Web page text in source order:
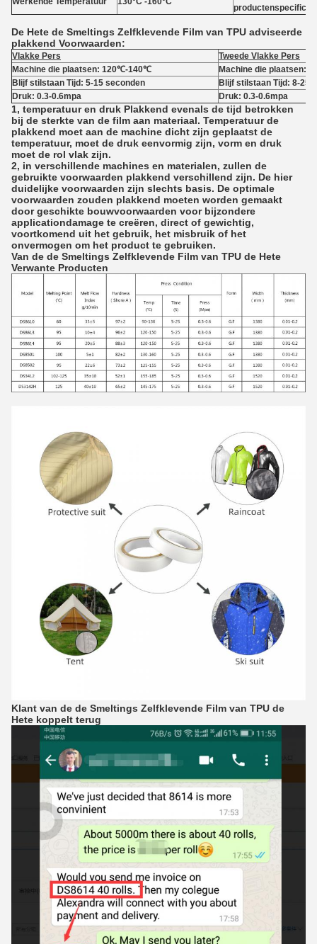
De Hete de Smeltings Zelfklevende Film van TPU adviseerde
plakkend Voorwaarden:
Vlakke Pers
Tweede Vlakke Pers
Machine die plaatsen: 120℃-140℃
Machine die plaatsen:
Blijf stilstaan Tijd: 5-15 seconden
Blijf stilstaan Tijd: 8-
Druk: 0.3-0.6mpa
Druk: 0.3-0.6mpa
1, temperatuur en druk Plakkend evenals de tijd betrokken
bij de sterkte van de film aan materiaal. Temperatuur de
plakkend moet aan de machine dicht zijn geplaatst de
temperatuur, moet de druk eenvormig zijn, vorm en druk
moet de rol vlak zijn.
2, in verschillende machines en materialen, zullen de
gebruikte voorwaarden plakkend verschillend zijn. De hier
duidelijke voorwaarden zijn slechts basis. De optimale
voorwaarden zouden plakkend moeten worden gemaakt
door geschikte bouwvoorwaarden voor bijzondere
applicationdamage te creëren, direct of gewichtig,
voortkomend uit het gebruik, het misbruik of het
onvermogen om het product te gebruiken.
Van de de Smeltings Zelfklevende Film van TPU de Hete
Verwante Producten
Klant van de de Smeltings Zelfklevende Film van TPU de
Hete koppelt terug